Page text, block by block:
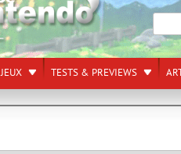
JEUX TESTS & PREVIEWS